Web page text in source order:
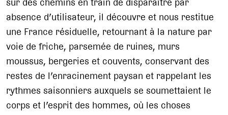
absence d’utilisateur, il découvre et nous restitue
une France résiduelle, retournant à la nature par
voie de friche, parsemée de ruines, murs
moussus, bergeries et couvents, conservant des
restes de l’enracinement paysan et rappelant les
rythmes saisonniers auxquels se soumettaient le
corps et l’esprit des hommes, où les choses